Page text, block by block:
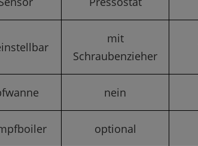
mit
Schraubenzieher
nein
optional